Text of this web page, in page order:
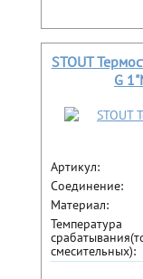
STOUT
G
Артикул:
Соединение:
Материал:
Температура
смесительных):